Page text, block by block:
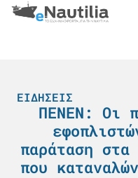
ΕΙΔΉΣΕΙΣ
ΠΕΝΕΝ: Οι
παράταση στα
που